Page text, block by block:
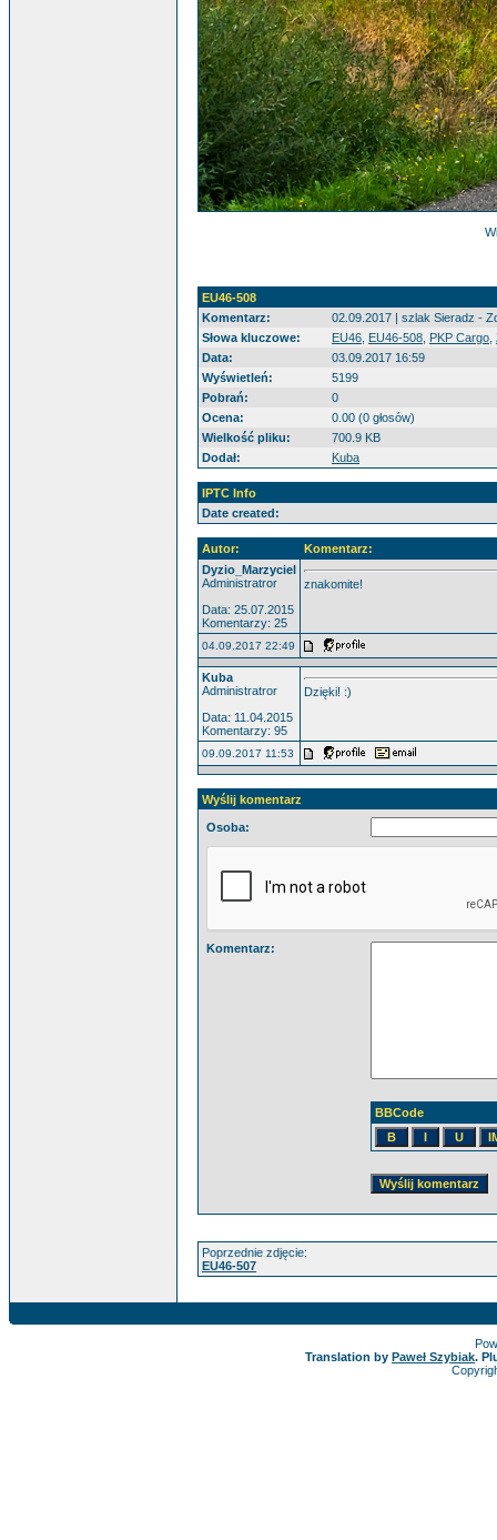
EU46-508
Komentarz:
02.09.2017 | szlak Sieradz -
Słowa kluczowe:
EU46 EU46-508 PKP Cargo
Data:
03.09.2017 16:59
Wyświetleń:
5199
Pobrań:
0
Ocena:
0.00 (0 głosów)
Wielkość pliku:
700.9 KB
Dodał:
Kuba
IPTC Info
Date created:
Autor:
Komentarz:
Dyzio_Marzyciel
Administratror
Data: 25.07.2015
Komentarzy: 25
znakomite!
04.09.2017 22:49
Kuba
Administratror
Data: 11.04.2015
Komentarzy: 95
Dzięki! :)
09.09.2017 11:53
Wyślij komentarz
Osoba:
Komentarz:
BBCode
Poprzednie zdjęcie:
EU46-507
Translation by Paweł Szybiak.